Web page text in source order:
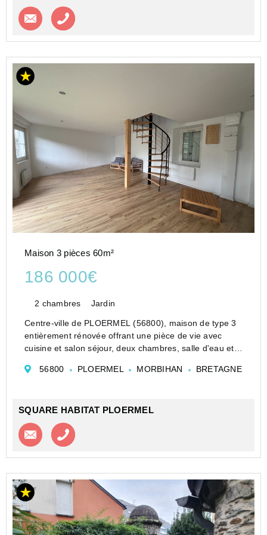
Contacter l'agence
Maison 3 pièces 60m²
186 000€
2 chambres Jardin
Centre-ville de PLOERMEL (56800), maison de type 3
entièrement rénovée offrant une pièce de vie avec
cuisine et salon séjour, deux chambres, salle d'eau et
acquisition ou investissement locatif.
56800 PLOERMEL MORBIHAN BRETAGNE
SQUARE HABITAT PLOERMEL
Contacter l'agence